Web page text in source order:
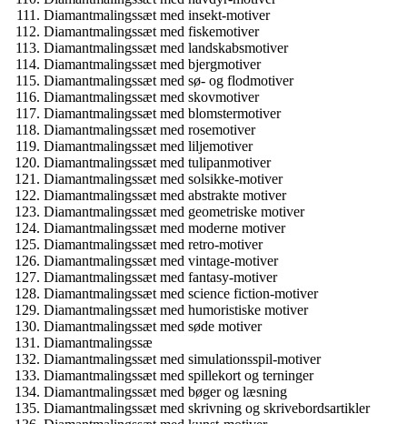
Diamantmalingssæt med insekt-motiver
Diamantmalingssæt med fiskemotiver
Diamantmalingssæt med landskabsmotiver
Diamantmalingssæt med bjergmotiver
Diamantmalingssæt med sø- og flodmotiver
Diamantmalingssæt med skovmotiver
Diamantmalingssæt med blomstermotiver
Diamantmalingssæt med rosemotiver
Diamantmalingssæt med liljemotiver
Diamantmalingssæt med tulipanmotiver
Diamantmalingssæt med solsikke-motiver
Diamantmalingssæt med abstrakte motiver
Diamantmalingssæt med geometriske motiver
Diamantmalingssæt med moderne motiver
Diamantmalingssæt med retro-motiver
Diamantmalingssæt med vintage-motiver
Diamantmalingssæt med fantasy-motiver
Diamantmalingssæt med science fiction-motiver
Diamantmalingssæt med humoristiske motiver
Diamantmalingssæt med søde motiver
Diamantmalingssæ
Diamantmalingssæt med simulationsspil-motiver
Diamantmalingssæt med spillekort og terninger
Diamantmalingssæt med bøger og læsning
Diamantmalingssæt med skrivning og skrivebordsartikler